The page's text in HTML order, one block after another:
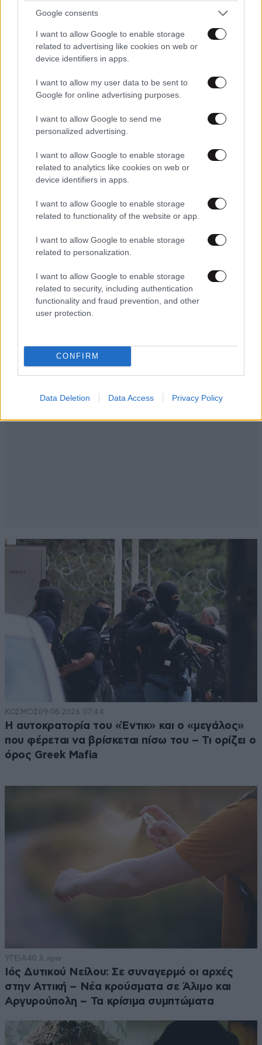
Google consents
I want to allow Google to enable storage
related to advertising like cookies on web or
device identifiers in apps.
I want to allow my user data to be sent to
Google for online advertising purposes.
I want to allow Google to send me
personalized advertising.
I want to allow Google to enable storage
related to analytics like cookies on web or
device identifiers in apps.
I want to allow Google to enable storage
related to functionality of the website or app.
I want to allow Google to enable storage
related to personalization.
I want to allow Google to enable storage
related to security, including authentication
functionality and fraud prevention, and other
user protection.
CONFIRM
Data Deletion Data Access Privacy Policy
κυρίως στο μεταναστευτικο; Το αίμα ρέει ποτάμι στη
Συρία εδώ και 8 χρόνια αλλά δεν είδα το [...] κανενός
να κουνιέται!!! Ο Τραμπ σας φταίει [...];;;
EngineerGuy 30·01·2017 23:45
Ρε αγορίνα προφανώς αυτοί που διαδήλωσαν δεν
είναι υπέρ του Brexit! Έλεος με τις πατούσες
σκέφτεστε μερικοί???
Απαντήστε
Άντε ρε [...] αφού κόπτεστε τόσο πολύ γιατί δεν
παίρνετε όλους τους μουσουλμάνους που βρίσκονται
στα Ελληνικά νησιά και στην ενδοχώρα. Πεθαίνουν
τους πάρετε όλους. Αντε να σας δώ. Ο Τράμπ κάνει
από εδώ να του δείξετε πόσο μεγαλόψυχοι είστε.
LIFESTYLE 08·08·2026 19:12
φιλιά με τον Βύρωνα Βασιλειάδη: «Καμία στιγμή
ευτυχίας δεδομένη»
ΚΟΣΜΟΣ09·08·2026 07:44
Η αυτοκρατορία του «Έντικ» και ο «μεγάλος»
που φέρεται να βρίσκεται πίσω του – Τι ορίζει ο
όρος Greek Mafia
ΥΓΕΙΑ40 λ. πριν
Ιός Δυτικού Νείλου: Σε συναγερμό οι αρχές
στην Αττική – Νέα κρούσματα σε Άλιμο και
Αργυρούπολη – Τα κρίσιμα συμπτώματα